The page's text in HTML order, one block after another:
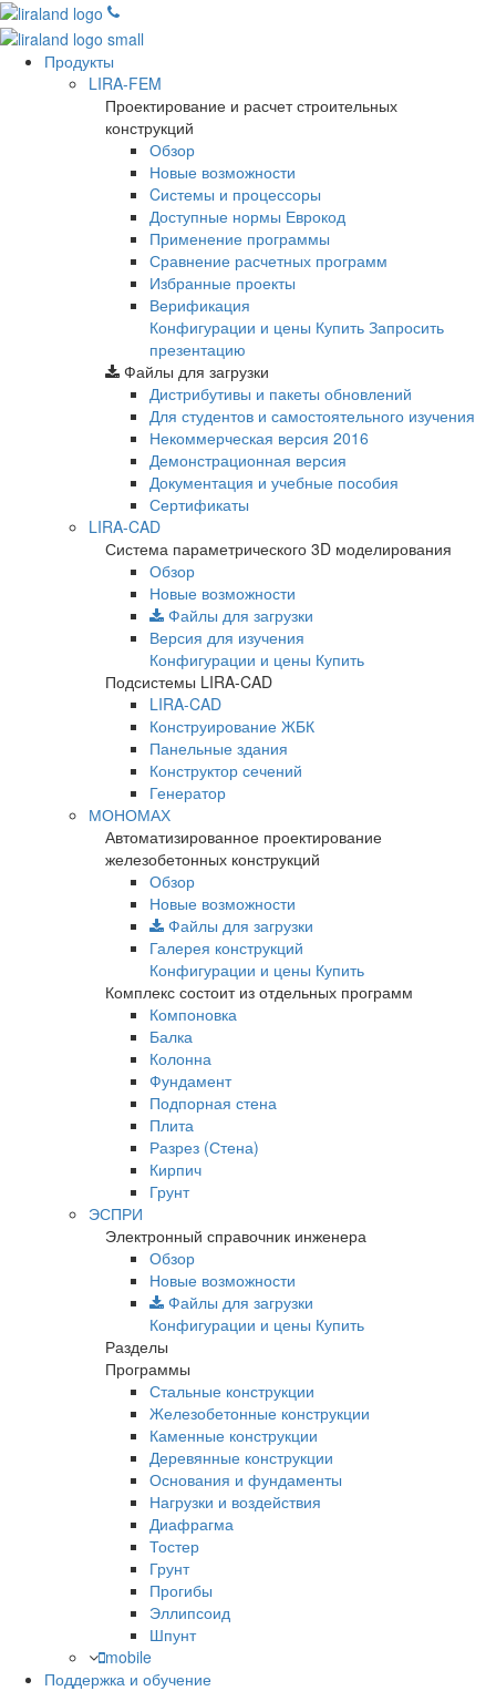
Продукты
LIRA-FEM
Проектирование и расчет строительных
конструкций
Обзор
Новые возможности
Cистемы и процессоры
Доступные нормы Еврокод
Применение программы
Сравнение расчетных программ
Избранные проекты
Верификация
Конфигурации и цены Купить Запросить
презентацию
Файлы для загрузки
Дистрибутивы и пакеты обновлений
Для студентов и самостоятельного изучения
Некоммерческая версия 2016
Демонстрационная версия
Документация и учебные пособия
Сертификаты
LIRA-CAD
Система параметрического 3D моделирования
Обзор
Новые возможности
Файлы для загрузки
Версия для изучения
Конфигурации и цены Купить
Подсистемы LIRA-CAD
LIRA-CAD
Конструирование ЖБК
Панельные здания
Конструктор сечений
Генератор
МОНОМАХ
Автоматизированное проектирование
железобетонных конструкций
Обзор
Новые возможности
Файлы для загрузки
Галерея конструкций
Конфигурации и цены Купить
Комплекс состоит из отдельных программ
Компоновка
Балка
Колонна
Фундамент
Подпорная стена
Плита
Разрез (Стена)
Кирпич
Грунт
ЭСПРИ
Электронный справочник инженера
Обзор
Новые возможности
Файлы для загрузки
Конфигурации и цены Купить
Разделы
Программы
Стальные конструкции
Железобетонные конструкции
Каменные конструкции
Деревянные конструкции
Основания и фундаменты
Нагрузки и воздействия
Диафрагма
Тостер
Грунт
Прогибы
Эллипсоид
Шпунт
mobile
Поддержка и обучение